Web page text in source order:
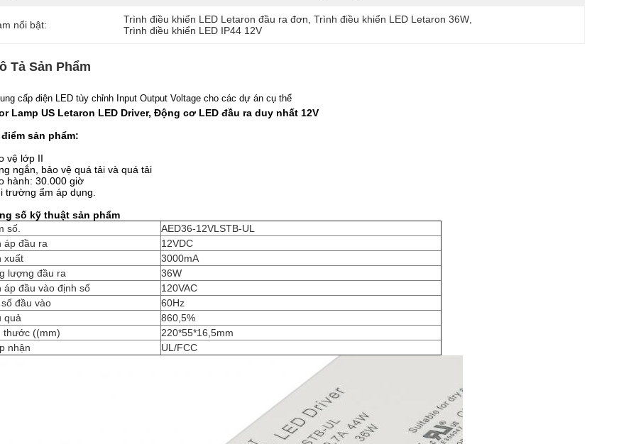
nổi bật: Trình điều khiển LED Letaron đầu ra đơn , Trình điều khiển LED Letaron 36W
Trình điều khiển LED IP44 12V
Tả Sản Phẩm
cấp điện LED tùy chỉnh Input Output Voltage cho các dự án cụ thể
Lamp US Letaron LED Driver, Động cơ LED đầu ra duy nhất 12V
sản phẩm:
vệ lớp II
ngắn, bảo vệ quá tải và quá tải
hành: 30.000 giờ
trường ẩm áp dụng.
số kỹ thuật sản phẩm
số.
AED36-12VLSTB-UL
áp đầu ra
12VDC
xuất
3000mA
lượng đầu ra
36W
áp đầu vào định số
120VAC
đầu vào
60Hz
quả
860,5%
thước ((mm)
220*55*16,5mm
nhận
UL/FCC